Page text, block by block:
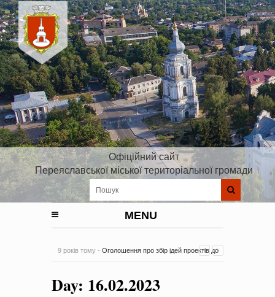
Офіційний сайт
Переяславської міської територіальної громади
MENU
9 років тому - Оголошення про збір ідей проектів до
на період 2018 – 2020 роки Оголошення про збір ідей
проектів
-0 Коментарів
Day: 16.02.2023